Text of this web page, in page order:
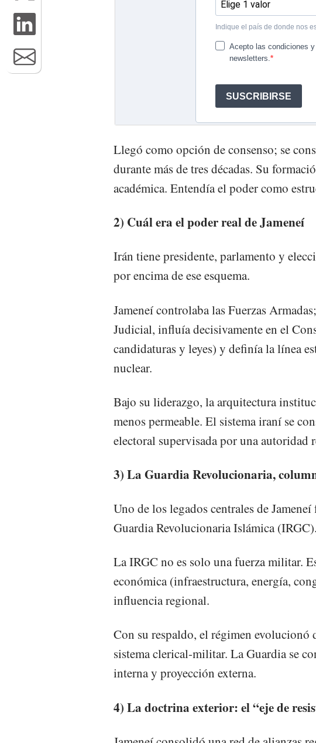
Llegó como opción de consenso; se
durante más de tres décadas. Su
académica. Entendía el poder como
2) Cuál era el poder real de Jameneí
Irán tiene presidente, parlamento y
por encima de ese esquema.
Jameneí controlaba las Fuerzas
Judicial, influía decisivamente en el
candidaturas y leyes) y definía la línea
nuclear.
Bajo su liderazgo, la arquitectura
menos permeable. El sistema iraní se
electoral supervisada por una
3) La Guardia Revolucionaria,
Uno de los legados centrales de
Guardia Revolucionaria Islámica (IRGC).
La IRGC no es solo una fuerza militar.
económica (infraestructura, energía,
influencia regional.
Con su respaldo, el régimen evolucionó
sistema clerical-militar. La Guardia se
interna y proyección externa.
4) La doctrina exterior: el “eje de